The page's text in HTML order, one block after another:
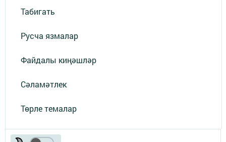
Табигать
Русча язмалар
Файдалы киңәшләр
Сәламәтлек
Төрле темалар